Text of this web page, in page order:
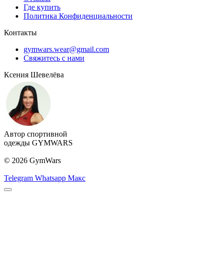
Где купить
Политика Конфиденциальности
Контакты
gymwars.wear@gmail.com
Свяжитесь с нами
Ксения Шевелёва
Автор спортивной
одежды GYMWARS
© 2026 GymWars
Telegram Whatsapp Макс